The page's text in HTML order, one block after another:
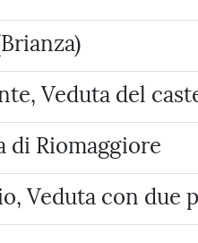
Veduta del
di Riomaggiore
Veduta con due